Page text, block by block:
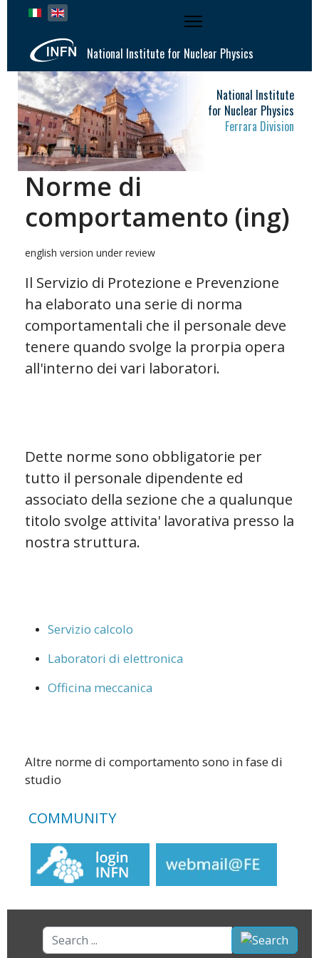
Select your language
National Institute for Nuclear Physics
National Institute
for Nuclear Physics
Ferrara Division
Norme di
comportamento (ing)
english version under review
Il Servizio di Protezione e Prevenzione
ha elaborato una serie di norma
comportamentali che il personale deve
tenere quando svolge la prorpia opera
all'interno dei vari laboratori.
Dette norme sono obbligatorie per
tutto il personale dipendente ed
associato della sezione che a qualunque
titolo svolge attivita' lavorativa presso la
nostra struttura.
Servizio calcolo
Laboratori di elettronica
Officina meccanica
Altre norme di comportamento sono in fase di
studio
COMMUNITY
Search
...